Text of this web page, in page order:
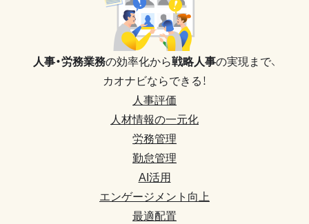
人事・労務業務の効率化から戦略人事の実現まで、
カオナビならできる！
人事評価
人材情報の一元化
労務管理
勤怠管理
AI活用
エンゲージメント向上
最適配置